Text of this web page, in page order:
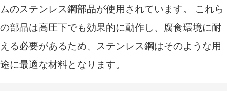
ムのステンレス鋼部品が使用されています。 これら
の部品は高圧下でも効果的に動作し、腐食環境に耐
える必要があるため、ステンレス鋼はそのような用
途に最適な材料となります。